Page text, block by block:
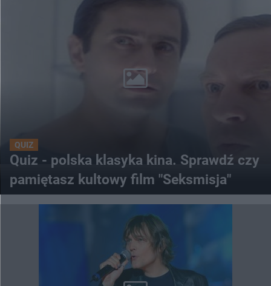
QUIZ
Quiz - polska klasyka kina. Sprawdź czy
pamiętasz kultowy film "Seksmisja"